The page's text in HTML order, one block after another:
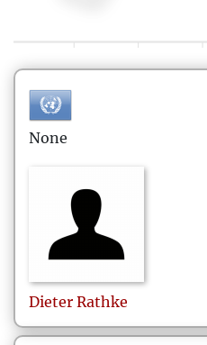
None
Dieter Rathke